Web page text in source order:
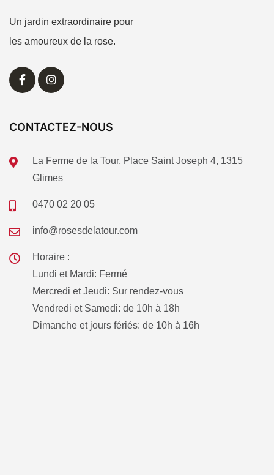
Un jardin extraordinaire pour
les amoureux de la rose.
CONTACTEZ-NOUS
La Ferme de la Tour, Place Saint Joseph 4, 1315
Glimes
0470 02 20 05
info@rosesdelatour.com
Horaire :
Lundi et Mardi: Fermé
Mercredi et Jeudi: Sur rendez-vous
Vendredi et Samedi: de 10h à 18h
Dimanche et jours fériés: de 10h à 16h